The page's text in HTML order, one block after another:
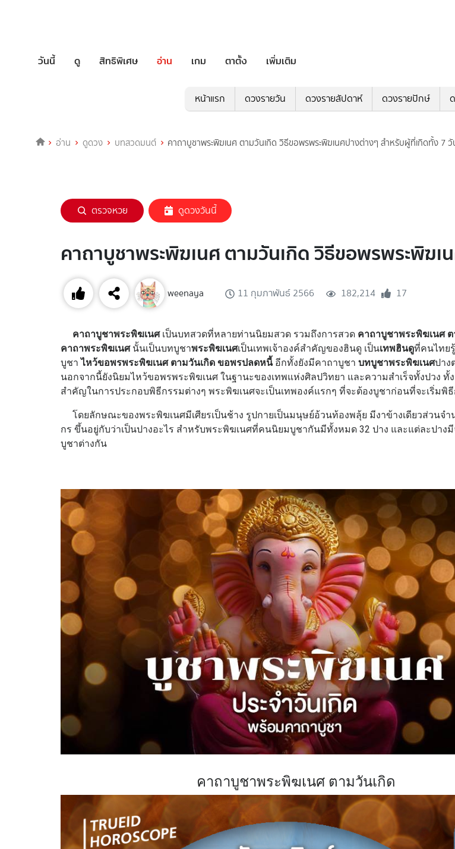
วันนี้ ดู สิทธิพิเศษ อ่าน เกม ตาตั้ง เพิ่มเติม
หน้าแรก ดวงรายวัน ดวงรายสัปดาห์ ดวงรายปักษ์
อ่าน ดูดวง บทสวดมนต์ คาถาบูชาพระพิฆเนศ ตามวันเกิด วิธีขอพรพระพิฆเนศปางต่างๆ สำหรับผู้ที่เกิดทั้ง 7 วั
ตรวจหวย ดูดวงวันนี้
คาถาบูชาพระพิฆเนศ ตามวันเกิด วิธีขอพรพระพิฆ
weenaya 11 กุมภาพันธ์ 2566 182,214 17
คาถาบูชาพระพิฆเนศเป็นบทสวดที่หลายท่านนิยมสวด รวมถึงการสวด คาถาบูชาพระพิฆเนศ ต
คาถาพระพิฆเนศนั้นเป็นบทบูชาพระพิฆเนศเป็นเทพเจ้าองค์สำคัญของฮินดู เป็นเทพฮินดูที่คนไทย
บูชาไหว้ขอพรพระพิฆเนศ ตามวันเกิด ขอพรปลดหนี้ อีกทั้งยังมีคาถาบูชา บทบูชาพระพิฆเนศปาง
นอกจากนี้ยังนิยมไหว้ขอพรพระพิฆเนศ ในฐานะของเทพแห่งศิลปวิทยา และความสำเร็จทั้งปวง ทั้ง
สำคัญในการประกอบพิธีกรรมต่างๆ พระพิฆเนศจะเป็นเทพองค์แรกๆ ที่จะต้องบูชาก่อนที่จะเริ่มพิธี
โดยลักษณะของพระพิฆเนศมีเศียรเป็นช้าง รูปกายเป็นมนุษย์อ้วนท้องพลุ้ย มีงาข้างเดียวส่วนจำ
กร ขึ้นอยู่กับว่าเป็นปางอะไร สำหรับพระพิฆเนศที่คนนิยมบูชากันมีทั้งหมด 32 ปาง และแต่ละปาง
บูชาต่างกัน
คาถาบูชาพระพิฆเนศ ตามวันเกิด